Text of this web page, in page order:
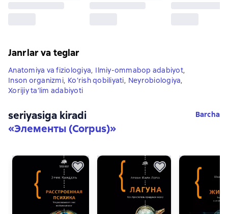
Janrlar va teglar
Anatomiya va fiziologiya, Ilmiy-ommabop adabiyot,
Inson organizmi, Ko‘rish qobiliyati, Neyrobiologiya,
Xorijiy ta’lim adabiyoti
seriyasiga kiradi
«Элементы (Corpus)»
Barcha